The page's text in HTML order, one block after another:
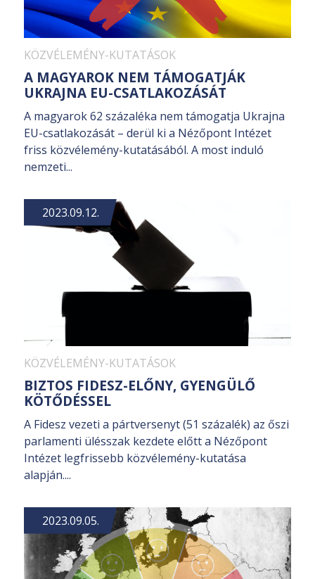
KÖZVÉLEMÉNY-KUTATÁSOK
A MAGYAROK NEM TÁMOGATJÁK
UKRAJNA EU-CSATLAKOZÁSÁT
A magyarok 62 százaléka nem támogatja Ukrajna
EU-csatlakozását – derül ki a Nézőpont Intézet
friss közvélemény-kutatásából. A most induló
nemzeti...
KÖZVÉLEMÉNY-KUTATÁSOK
2023.09.12.
BIZTOS FIDESZ-ELŐNY, GYENGÜLŐ
KÖTŐDÉSSEL
A Fidesz vezeti a pártversenyt (51 százalék) az őszi
parlamenti ülésszak kezdete előtt a Nézőpont
Intézet legfrissebb közvélemény-kutatása
alapján....
2023.09.05.